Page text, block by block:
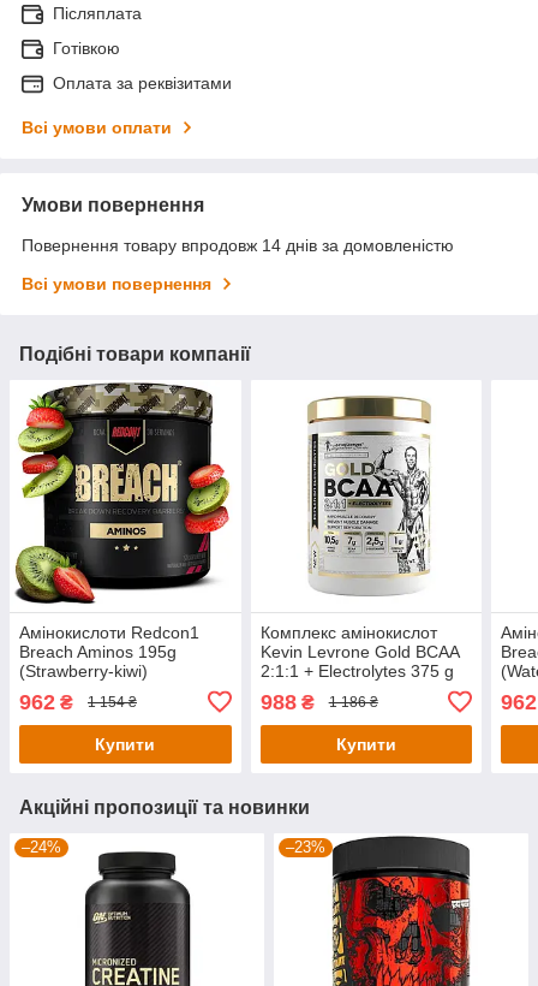
Післяплата
Готівкою
Оплата за реквізитами
Всі умови оплати
Умови повернення
Повернення товару впродовж 14 днів за домовленістю
Всі умови повернення
Подібні товари компанії
Амінокислоти Redcon1
Breach Aminos 195g
(Strawberry-kiwi)
962 ₴ 1 154 ₴
Купити
Комплекс амінокислот
Kevin Levrone Gold BCAA
2:1:1 + Electrolytes 375 g
988₴ 1 186 ₴
Купити
962
Акційні пропозиції та новинки
–24% –23%